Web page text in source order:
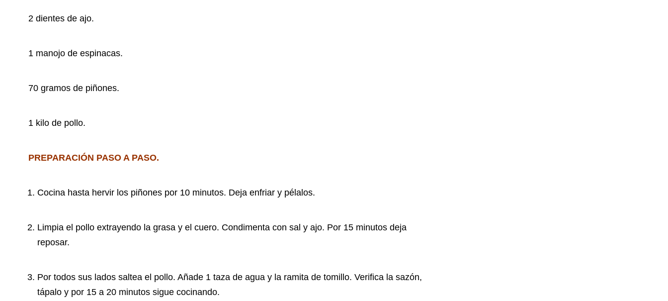
2 dientes de ajo.
1 manojo de espinacas.
70 gramos de piñones.
1 kilo de pollo.
PREPARACIÓN PASO A PASO.
Cocina hasta hervir los piñones por 10 minutos. Deja enfriar y pélalos.
Limpia el pollo extrayendo la grasa y el cuero. Condimenta con sal y ajo. Por 15 minutos deja
reposar.
Por todos sus lados saltea el pollo. Añade 1 taza de agua y la ramita de tomillo. Verifica la sazón,
tápalo y por 15 a 20 minutos sigue cocinando.